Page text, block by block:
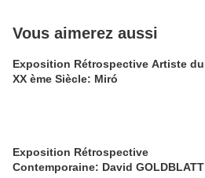
Vous aimerez aussi
Exposition Rétrospective Artiste du
XX ème Siècle: Miró
Exposition Rétrospective
Contemporaine: David GOLDBLATT